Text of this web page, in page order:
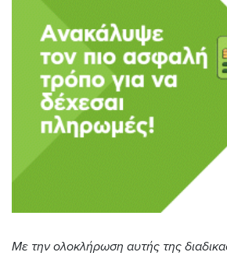
Με την ολοκλήρωση αυτής της